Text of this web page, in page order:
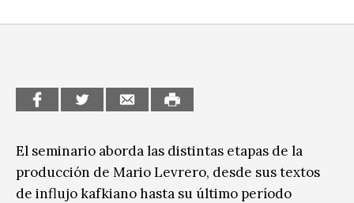
Sin categoría
El seminario aborda las distintas etapas de la
producción de Mario Levrero, desde sus textos
de influjo kafkiano hasta su último período